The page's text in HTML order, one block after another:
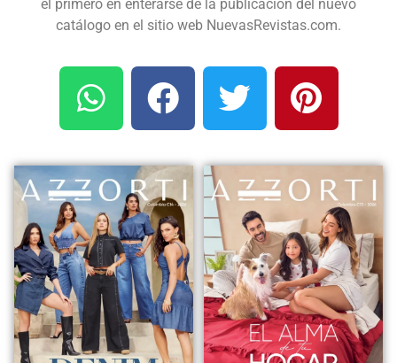
el primero en enterarse de la publicación del nuevo
catálogo en el sitio web NuevasRevistas.com.